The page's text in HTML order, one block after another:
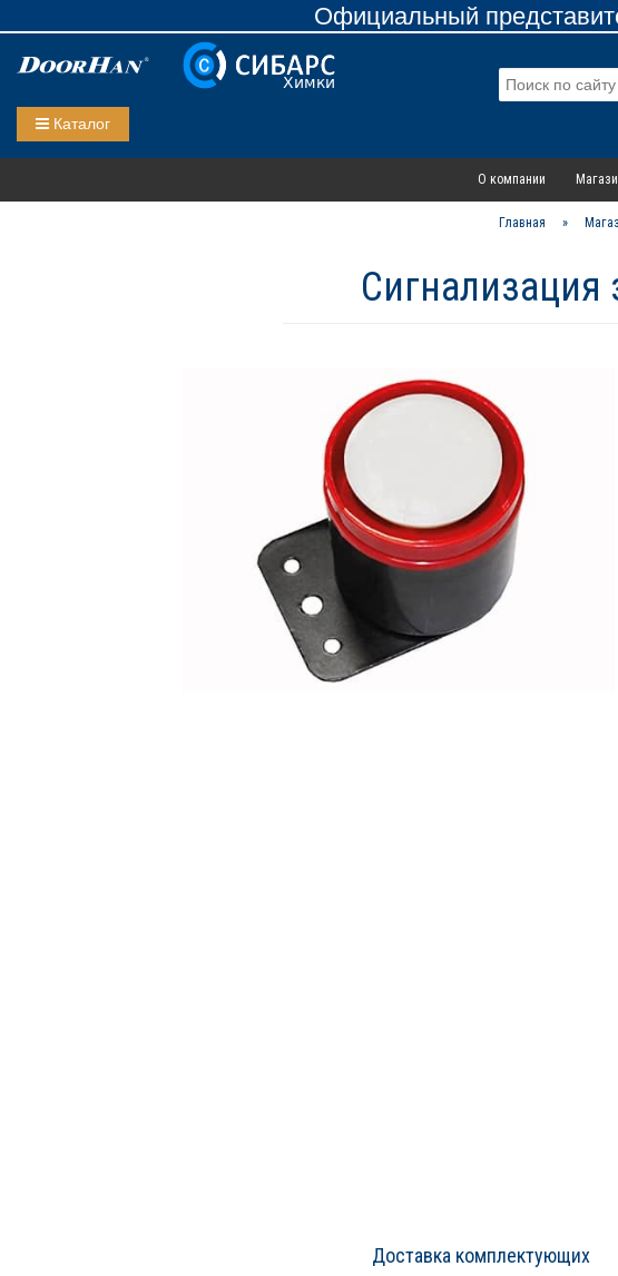
Официальный
Каталог
О компании
Главная »
Сигнализация
Доставка комплектующих